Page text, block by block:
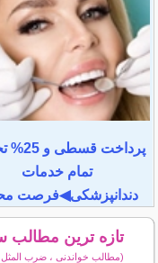
پرداخت
تمام خدمات
دندانپزشکی◀فرصت
تازه ترین
(مطالب خواندنی ، ضرب